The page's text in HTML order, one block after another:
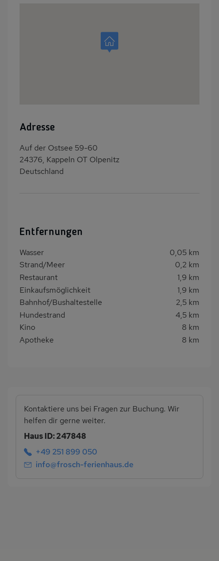
Adresse
Auf der Ostsee 59-60
24376, Kappeln OT Olpenitz
Deutschland
Entfernungen
Wasser
0,05 km
Strand/Meer
0,2 km
Restaurant
1,9 km
Einkaufsmöglichkeit
1,9 km
Bahnhof/Bushaltestelle
2,5 km
Hundestrand
4,5 km
Kino
8 km
Apotheke
8 km
Kontaktiere uns bei Fragen zur Buchung. Wir
helfen dir gerne weiter.
Haus ID: 247848
+49 251 899 050
info@frosch-ferienhaus.de